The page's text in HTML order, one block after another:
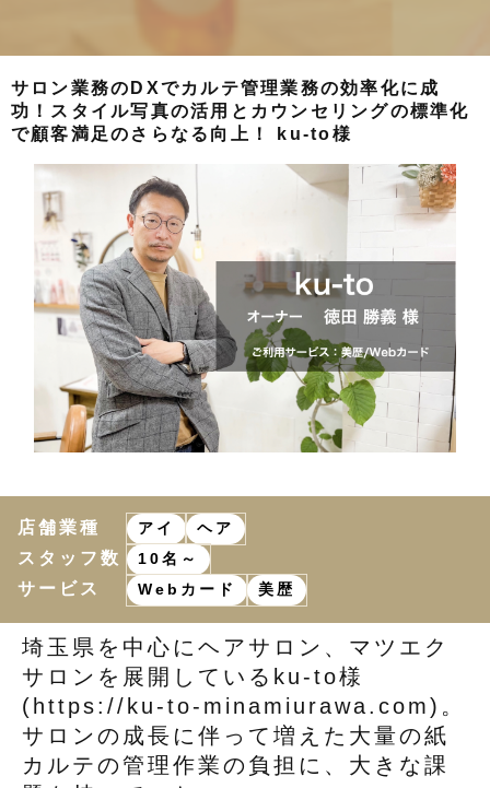
サロン業務のDXでカルテ管理業務の効率化に成
功！スタイル写真の活用とカウンセリングの標準化
で顧客満足のさらなる向上！ ku-to様
店舗業種 アイ ヘア
スタッフ数 10名～
サービス Webカード 美歴
埼玉県を中心にヘアサロン、マツエク
サロンを展開しているku-to様
(https://ku-to-minamiurawa.com)。
サロンの成長に伴って増えた大量の紙
カルテの管理作業の負担に、大きな課